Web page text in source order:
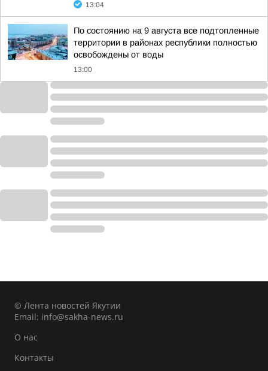
13:04
По состоянию на 9 августа все подтопленные
территории в районах республики полностью
освобождены от воды
13:00
© Лента новостей Якутии
Email: info@sakha-news.ru
О нас
Контакты